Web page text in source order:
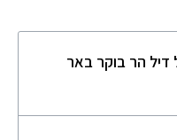
דיל הר בוקר באר